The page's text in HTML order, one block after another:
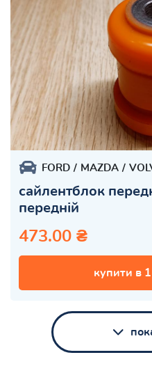
FORD MAZDA
сайлентблок
передній
473.00 ₴
купити в 1